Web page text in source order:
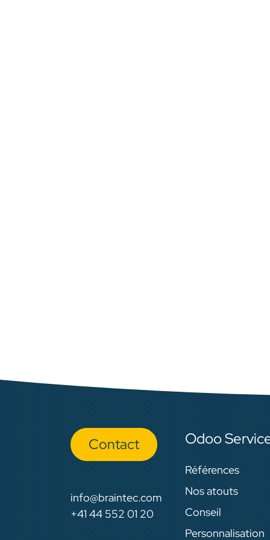
Con​​​​tact
info@braintec.com
+41 44 552 01 20
Odoo
Références
Nos atouts
Conseil
Personnalisation